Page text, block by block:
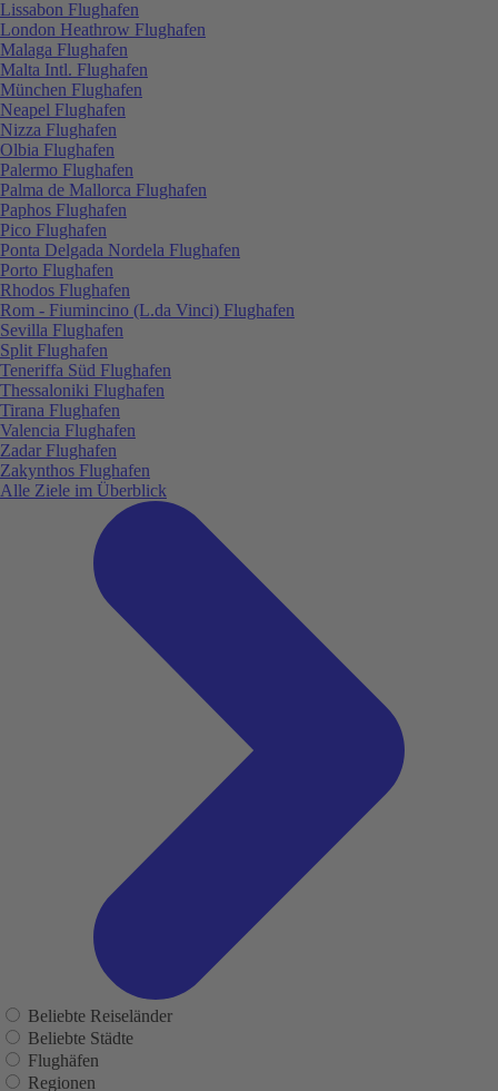
Lissabon Flughafen
London Heathrow Flughafen
Malaga Flughafen
Malta Intl. Flughafen
München Flughafen
Neapel Flughafen
Nizza Flughafen
Olbia Flughafen
Palermo Flughafen
Palma de Mallorca Flughafen
Paphos Flughafen
Pico Flughafen
Ponta Delgada Nordela Flughafen
Porto Flughafen
Rhodos Flughafen
Rom - Fiumincino (L.da Vinci) Flughafen
Sevilla Flughafen
Split Flughafen
Teneriffa Süd Flughafen
Thessaloniki Flughafen
Tirana Flughafen
Valencia Flughafen
Zadar Flughafen
Zakynthos Flughafen
Alle Ziele im Überblick
Beliebte Reiseländer
Beliebte Städte
Flughäfen
Regionen